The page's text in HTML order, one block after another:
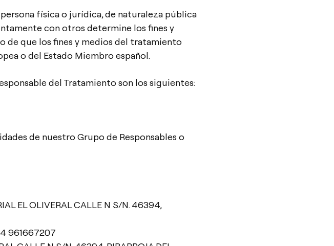
física o jurídica, de naturaleza pública
con otros determine los fines y
de que los fines y medios del tratamiento
o del Estado Miembro español.
del Tratamiento son los siguientes:
de nuestro Grupo de Responsables o
EL OLIVERAL CALLE N S/N. 46394,
961667207